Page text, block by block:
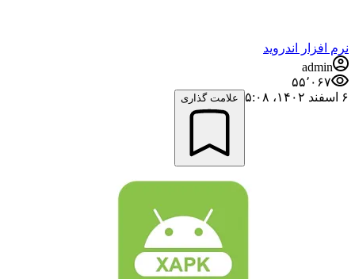
نرم افزار اندروید
admin
۵۵٬۰۶۷
۶ اسفند ۱۴۰۲،‏ ۵:۰۸
علامت گذاری